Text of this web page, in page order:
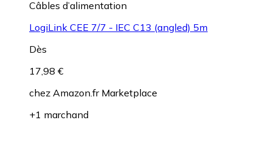
Câbles d’alimentation
LogiLink CEE 7/7 - IEC C13 (angled) 5m
Dès
17,98 €
chez Amazon.fr Marketplace
+1 marchand